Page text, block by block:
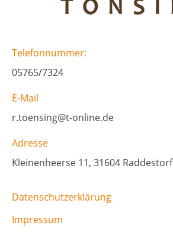
Telefonnummer:
05765/7324
E-Mail
r.toensing@t-online.de
Adresse
Kleinenheerse 11, 31604 Raddestorf
Datenschutzerklärung
Impressum